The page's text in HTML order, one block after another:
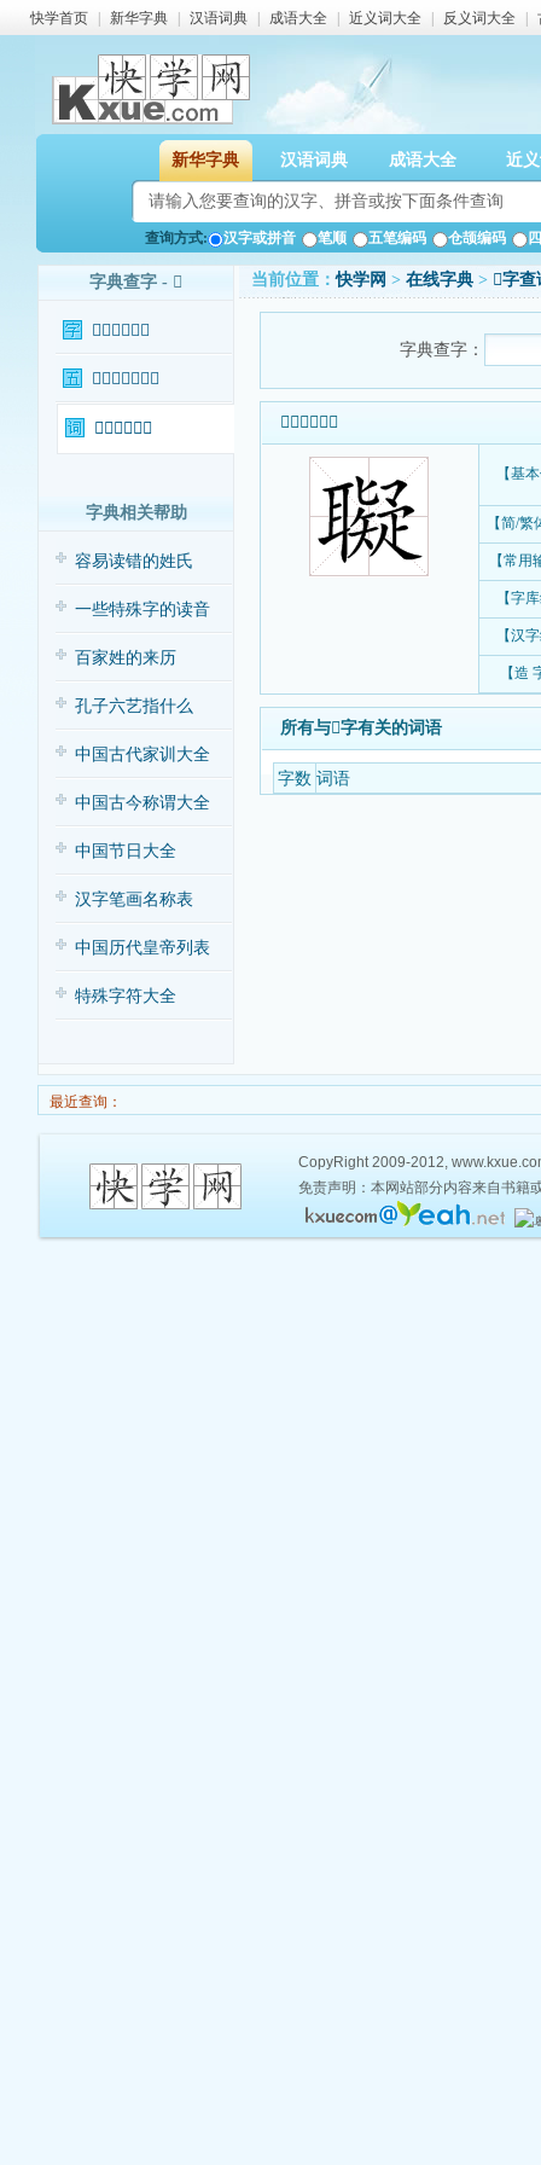
快学首页 新华字典 汉语词典 成语大全 近义词大全 反义词大全
新华字典 汉语词典 成语大全 近
查询方式: 汉字或拼音 笔顺 五笔编码 仓颉编码
字典查字 - 𦘀
𦘀字基本信息
𦘀字输入法查询
𦘀字相关词语
字典相关帮助
容易读错的姓氏
一些特殊字的读音
百家姓的来历
孔子六艺指什么
中国古代家训大全
中国古今称谓大全
中国节日大全
汉字笔画名称表
中国历代皇帝列表
特殊字符大全
当前位置：快学网 > 在线字典 > 𦘀字
字典查字：
𦘀字基本信息
【基
【简/
【常用
【字
【汉
【造
所有与𦘀字有关的词语
字数 词语
最近查询：
CopyRight 2009-2012,
免责声明：本网站部分内容来自书籍